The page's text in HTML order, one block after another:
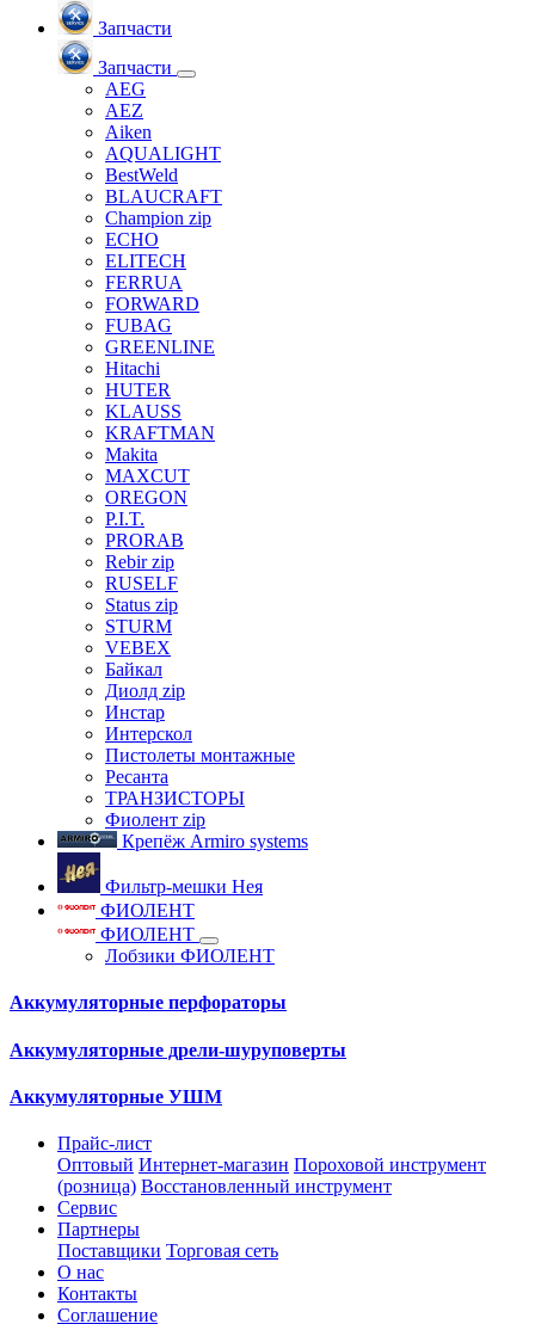
Запчасти
Запчасти
AEG
AEZ
Aiken
AQUALIGHT
BestWeld
BLAUCRAFT
Champion zip
ECHO
ELITECH
FERRUA
FORWARD
FUBAG
GREENLINE
Hitachi
HUTER
KLAUSS
KRAFTMAN
Makita
MAXCUT
OREGON
P.I.T.
PRORAB
Rebir zip
RUSELF
Status zip
STURM
VEBEX
Байкал
Диолд zip
Инстар
Интерскол
Пистолеты монтажные
Ресанта
ТРАНЗИСТОРЫ
Фиолент zip
Крепёж Armiro systems
Фильтр-мешки Нея
ФИОЛЕНТ
ФИОЛЕНТ
Лобзики ФИОЛЕНТ
Аккумуляторные перфораторы
Аккумуляторные дрели-шуруповерты
Аккумуляторные УШМ
Прайс-лист
Оптовый Интернет-магазин Пороховой инструмент
(розница) Восстановленный инструмент
Сервис
Партнеры
Поставщики Торговая сеть
О нас
Контакты
Соглашение